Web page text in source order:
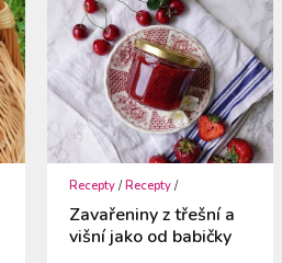
Recepty /Recepty /
Zavařeniny z třešní a
višní jako od babičky